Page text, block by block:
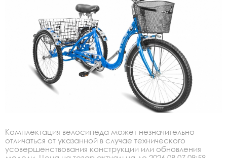
Комплектация велосипеда может незначительно
отличаться от указанной в случае технического
усовершенствования конструкции или обновления